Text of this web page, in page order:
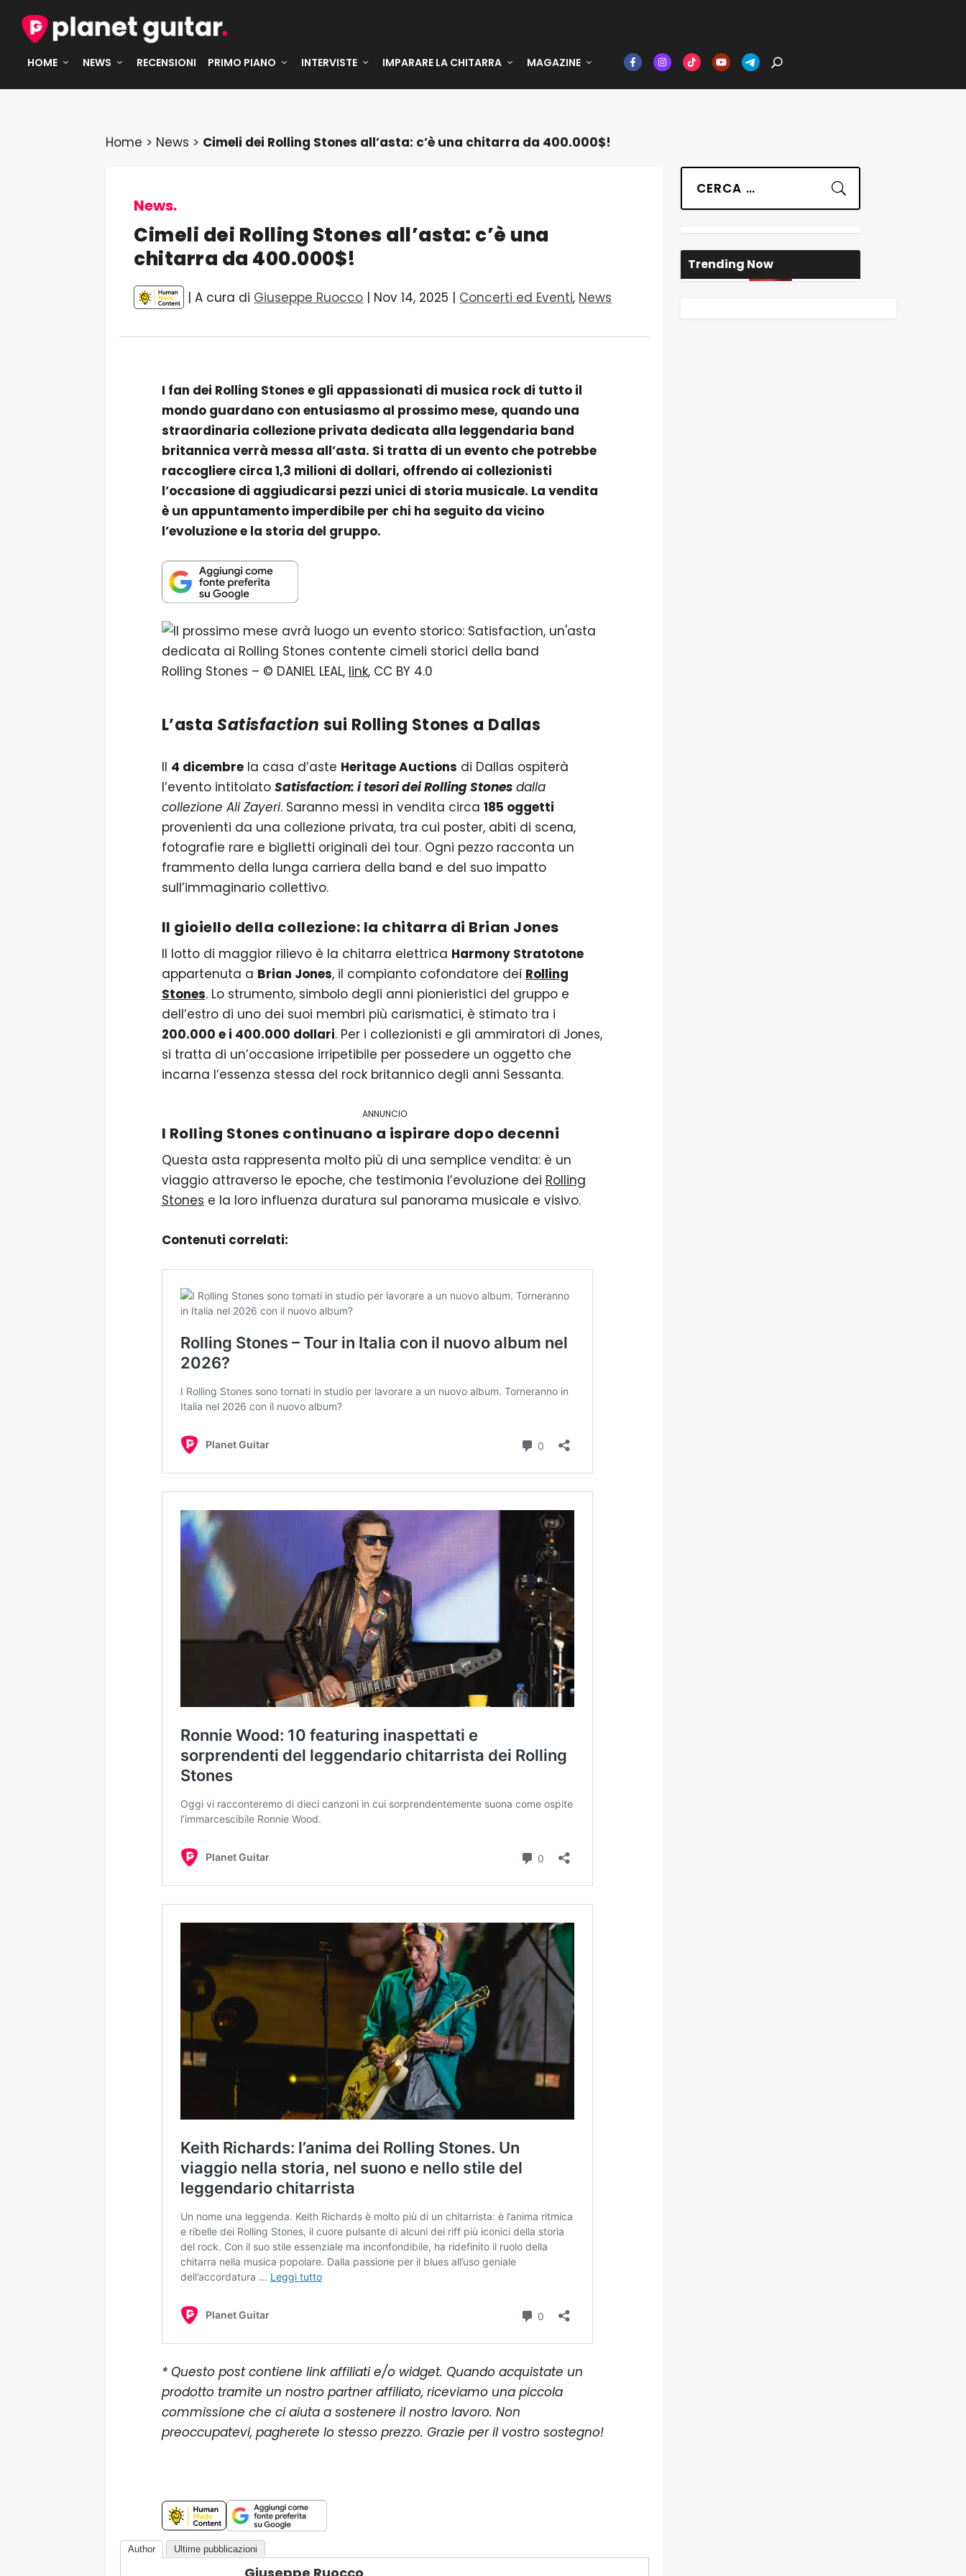
HOME NEWS RECENSIONI PRIMO PIANO INTERVISTE IMPARARE LA CHITARRA MAGAZINE
Home > News > Cimeli dei Rolling Stones all’asta: c’è una chitarra da 400.000$!
News.
Cimeli dei Rolling Stones all’asta: c’è una
chitarra da 400.000$!
| A cura di Giuseppe Ruocco | Nov 14, 2025 | Concerti ed Eventi, News
I fan dei Rolling Stones e gli appassionati di musica rock di tutto il
mondo guardano con entusiasmo al prossimo mese, quando una
straordinaria collezione privata dedicata alla leggendaria band
britannica verrà messa all’asta. Si tratta di un evento che potrebbe
raccogliere circa 1,3 milioni di dollari, offrendo ai collezionisti
l’occasione di aggiudicarsi pezzi unici di storia musicale. La vendita
è un appuntamento imperdibile per chi ha seguito da vicino
l’evoluzione e la storia del gruppo.
Rolling Stones – © DANIEL LEAL, link, CC BY 4.0
L’astaSatisfaction sui Rolling Stones a Dallas
Il 4 dicembrela casa d’aste Heritage Auctions di Dallas ospiterà
l’evento intitolato Satisfaction: i tesori dei Rolling Stonesdalla
collezione Ali Zayeri. Saranno messi in vendita circa 185 oggetti
provenienti da una collezione privata, tra cui poster, abiti di scena,
fotografie rare e biglietti originali dei tour. Ogni pezzo racconta un
frammento della lunga carriera della band e del suo impatto
sull’immaginario collettivo.
Il gioiello della collezione: la chitarra di Brian Jones
Il lotto di maggior rilievo è la chitarra elettrica Harmony Stratotone
appartenuta a Brian Jones, il compianto cofondatore dei Rolling
Stones. Lo strumento, simbolo degli anni pionieristici del gruppo e
dell’estro di uno dei suoi membri più carismatici, è stimato tra i
200.000 e i 400.000 dollari. Per i collezionisti e gli ammiratori di Jones,
si tratta di un’occasione irripetibile per possedere un oggetto che
incarna l’essenza stessa del rock britannico degli anni Sessanta.
ANNUNCIO
I Rolling Stones continuano a ispirare dopo decenni
Questa asta rappresenta molto più di una semplice vendita: è un
viaggio attraverso le epoche, che testimonia l’evoluzione dei Rolling
Stones e la loro influenza duratura sul panorama musicale e visivo.
Contenuti correlati:
* Questo post contiene link affiliati e/o widget. Quando acquistate un
prodotto tramite un nostro partner affiliato, riceviamo una piccola
commissione che ci aiuta a sostenere il nostro lavoro. Non
preoccupatevi, pagherete lo stesso prezzo. Grazie per il vostro sostegno!
Author Ultime pubblicazioni
Suchen
Trending Now